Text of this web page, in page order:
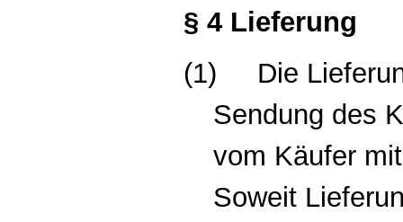
§ 4 Lieferung
(1)
Die
Sendung des
vom Käufer
Soweit